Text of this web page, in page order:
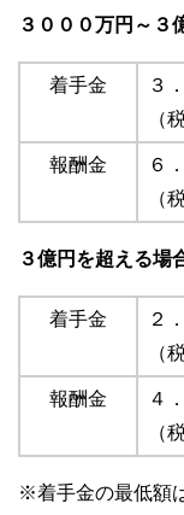
３０００万円～３
着手金
３
（
報酬金
６
（
３億円を超える場
着手金
２
（
報酬金
４
（
※着手金の最低額